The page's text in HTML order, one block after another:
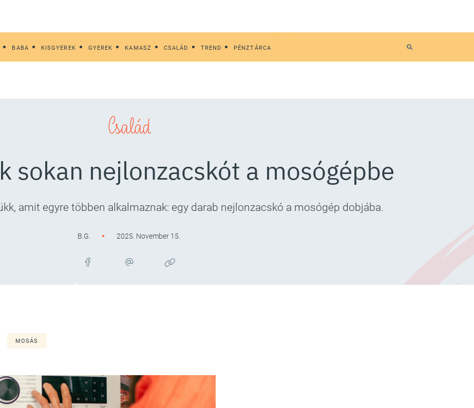
BABA KISGYEREK GYEREK KAMASZ CSALÁD TREND PÉNZTÁRCA
Család
sokan nejlonzacskót a mosógépbe
amit egyre többen alkalmaznak: egy darab nejlonzacskó a mosógép dobjába.
B.G. 2025. November 15.
MOSÁS